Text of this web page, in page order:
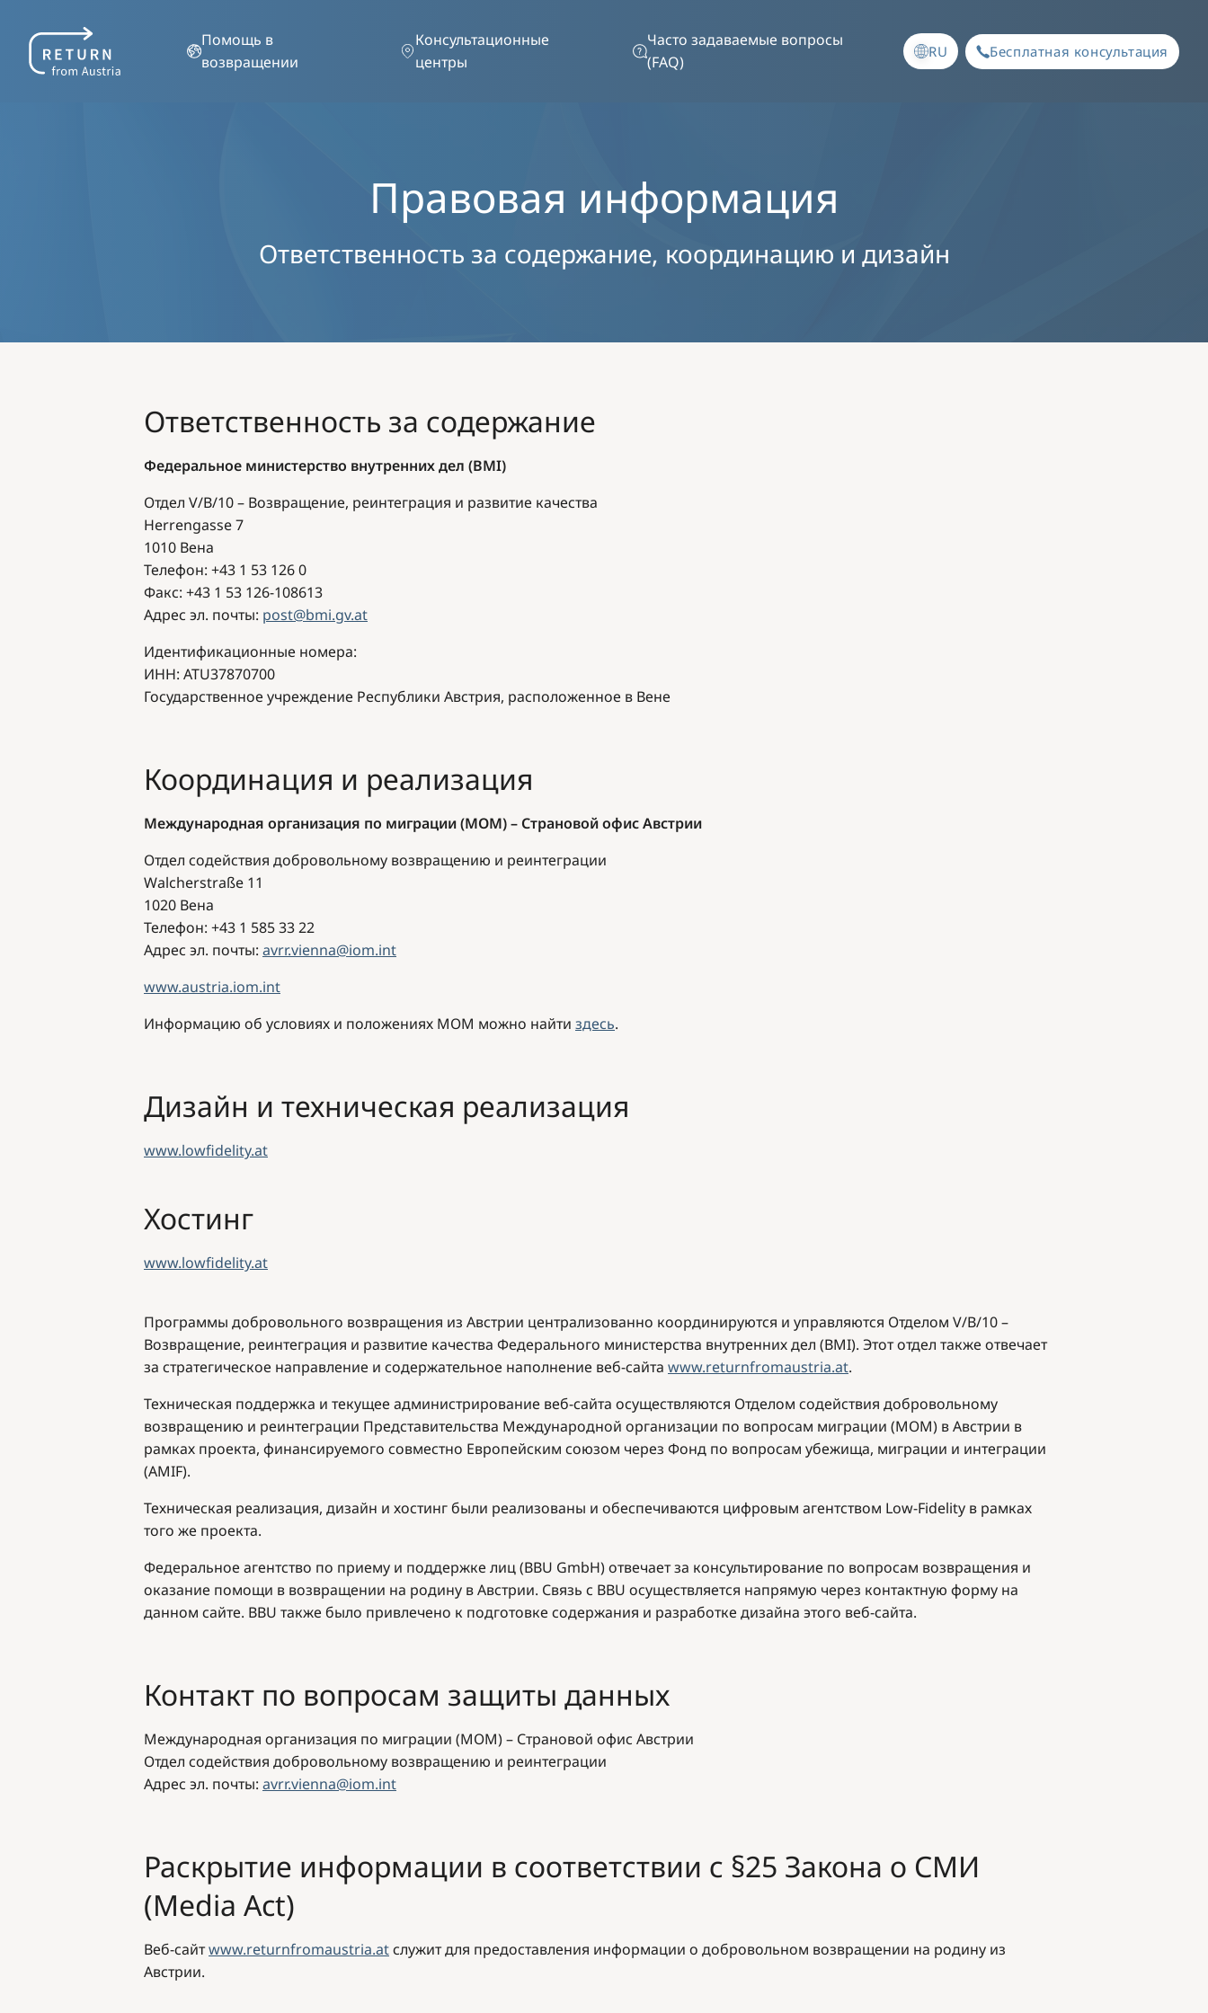
Помощь в
возвращении
Консультационные
центры
Часто задаваемые вопросы
(FAQ)
RU Бесплатная консультация
Правовая информация
Ответственность за содержание, координацию и дизайн
Ответственность за содержание
Федеральное министерство внутренних дел (BMI)
Отдел V/B/10 – Возвращение, реинтеграция и развитие качества
Herrengasse 7
1010 Вена
Телефон: +43 1 53 126 0
Факс: +43 1 53 126-108613
Адрес эл. почты: post@bmi.gv.at
Идентификационные номера:
ИНН: ATU37870700
Государственное учреждение Республики Австрия, расположенное в Вене
Координация и реализация
Международная организация по миграции (МОМ)– Страновой офис Австрии
Отдел содействия добровольному возвращению и реинтеграции
Walcherstraße 11
1020 Вена
Телефон: +43 1 585 33 22
Адрес эл. почты: avrr.vienna@iom.int
www.austria.iom.int
Информацию об условиях и положениях МОМ можно найти здесь.
Дизайн и техническая реализация
www.lowfidelity.at
Хостинг
www.lowfidelity.at
Программы добровольного возвращения из Австрии централизованно координируются и управляются Отделом V/B/10 –
Возвращение, реинтеграция и развитие качества Федерального министерства внутренних дел (BMI). Этот отдел также отвечает
за стратегическое направление и содержательное наполнение веб-сайта www.returnfromaustria.at.
Техническая поддержка и текущее администрирование веб-сайта осуществляются Отделом содействия добровольному
возвращению и реинтеграции Представительства Международной организации по вопросам миграции (МОМ) в Австрии в
рамках проекта, финансируемого совместно Европейским союзом через Фонд по вопросам убежища, миграции и интеграции
(AMIF).
Техническая реализация, дизайн и хостинг были реализованы и обеспечиваются цифровым агентством Low-Fidelity в рамках
того же проекта.
Федеральное агентство по приему и поддержке лиц (BBU GmbH) отвечает за консультирование по вопросам возвращения и
оказание помощи в возвращении на родину в Австрии. Связь с BBU осуществляется напрямую через контактную форму на
данном сайте. BBU также было привлечено к подготовке содержания и разработке дизайна этого веб-сайта.
Контакт по вопросам защиты данных
Международная организация по миграции (МОМ) – Страновой офис Австрии
Отдел содействия добровольному возвращению и реинтеграции
Адрес эл. почты: avrr.vienna@iom.int
Раскрытие информации в соответствии с §25 Закона о СМИ
(Media Act)
Веб-сайтwww.returnfromaustria.atслужит для предоставления информации о добровольном возвращении на родину из
Австрии.